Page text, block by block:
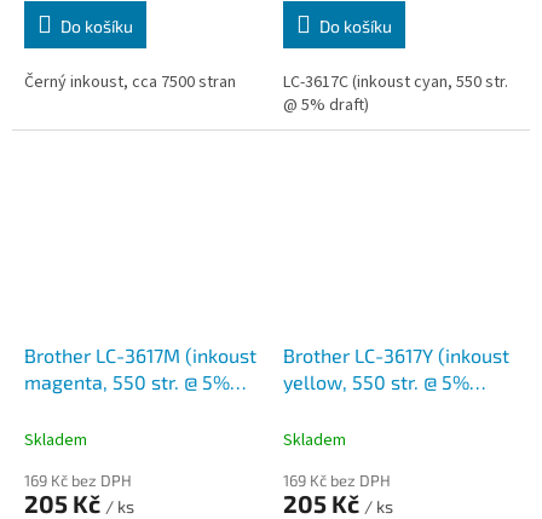
Do košíku
Černý inkoust, cca 7500 stran
Do košíku
LC-3617C (inkoust cyan, 550 str.
@ 5% draft)
Brother LC-3617M (inkoust
magenta, 550 str. @ 5%
Skladem
169 Kč bez DPH
205 Kč / ks
Brother LC-3617Y (inkoust
yellow, 550 str. @ 5%
Skladem
169 Kč bez DPH
205 Kč / ks